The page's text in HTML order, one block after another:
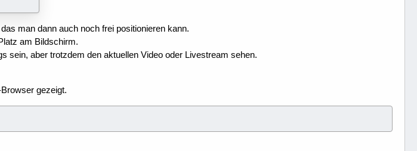
man dann auch noch frei positionieren kann.
am Bildschirm.
sein, aber trotzdem den aktuellen Video oder Livestream sehen.
gezeigt.